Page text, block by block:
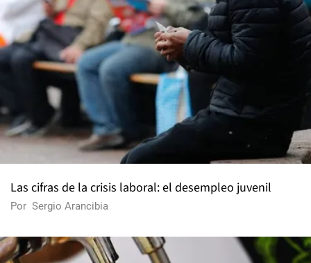
Las cifras de la crisis laboral: el desempleo juvenil
Por Sergio Arancibia